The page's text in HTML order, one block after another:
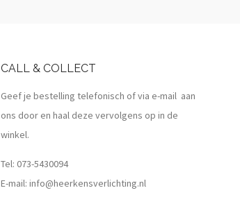
CALL & COLLECT
Geef je bestelling telefonisch of via e-mail aan
ons door en haal deze vervolgens op in de
winkel.
Tel: 073-5430094
E-mail: info@heerkensverlichting.nl